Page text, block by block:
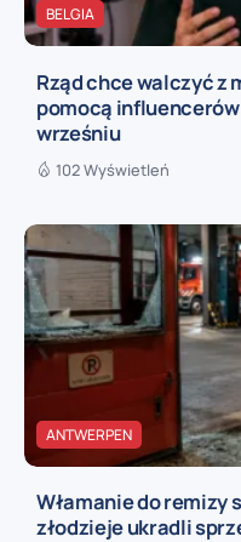
BELGIA
Rząd chce walczyć z
pomocą
wrześniu
102 Wyświetleń
ANTWERPEN
Włamanie do remizy
złodzieje ukradli